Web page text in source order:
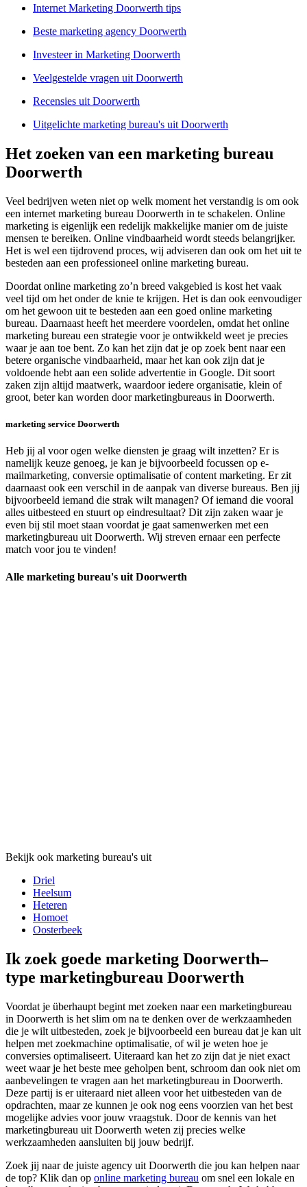
Internet Marketing Doorwerth tips
Beste marketing agency Doorwerth
Investeer in Marketing Doorwerth
Veelgestelde vragen uit Doorwerth
Recensies uit Doorwerth
Uitgelichte marketing bureau's uit Doorwerth
Het zoeken van een marketing bureau
Doorwerth
Veel bedrijven weten niet op welk moment het verstandig is om ook
een internet marketing bureau Doorwerth in te schakelen. Online
marketing is eigenlijk een redelijk makkelijke manier om de juiste
mensen te bereiken. Online vindbaarheid wordt steeds belangrijker.
Het is wel een tijdrovend proces, wij adviseren dan ook om het uit te
besteden aan een professioneel online marketing bureau.
Doordat online marketing zo’n breed vakgebied is kost het vaak
veel tijd om het onder de knie te krijgen. Het is dan ook eenvoudiger
om het gewoon uit te besteden aan een goed online marketing
bureau. Daarnaast heeft het meerdere voordelen, omdat het online
marketing bureau een strategie voor je ontwikkeld weet je precies
waar je aan toe bent. Zo kan het zijn dat je op zoek bent naar een
betere organische vindbaarheid, maar het kan ook zijn dat je
voldoende hebt aan een solide advertentie in Google. Dit soort
zaken zijn altijd maatwerk, waardoor iedere organisatie, klein of
groot, beter kan worden door marketingbureaus in Doorwerth.
marketing service Doorwerth
Heb jij al voor ogen welke diensten je graag wilt inzetten? Er is
namelijk keuze genoeg, je kan je bijvoorbeeld focussen op e-
mailmarketing, conversie optimalisatie of content marketing. Er zit
daarnaast ook een verschil in de aanpak van diverse bureaus. Ben jij
bijvoorbeeld iemand die strak wilt managen? Of iemand die vooral
alles uitbesteed en stuurt op eindresultaat? Dit zijn zaken waar je
even bij stil moet staan voordat je gaat samenwerken met een
marketingbureau uit Doorwerth. Wij streven ernaar een perfecte
match voor jou te vinden!
Alle marketing bureau's uit Doorwerth
Bekijk ook marketing bureau's uit
Driel
Heelsum
Heteren
Homoet
Oosterbeek
Ik zoek goede marketing Doorwerth–
type marketingbureau Doorwerth
Voordat je überhaupt begint met zoeken naar een marketingbureau
in Doorwerth is het slim om na te denken over de werkzaamheden
die je wilt uitbesteden, zoek je bijvoorbeeld een bureau dat je kan uit
helpen met zoekmachine optimalisatie, of wil je weten hoe je
conversies optimaliseert. Uiteraard kan het zo zijn dat je niet exact
weet waar je het beste mee geholpen bent, schroom dan ook niet om
aanbevelingen te vragen aan het marketingbureau in Doorwerth.
Deze partij is er uiteraard niet alleen voor het uitbesteden van de
opdrachten, maar ze kunnen je ook nog eens voorzien van het best
mogelijke advies voor jouw vraagstuk. Door de kennis van het
marketingbureau uit Doorwerth weten zij precies welke
werkzaamheden aansluiten bij jouw bedrijf.
Zoek jij naar de juiste agency uit Doorwerth die jou kan helpen naar
de top? Klik dan op online marketing bureau om snel een lokale en